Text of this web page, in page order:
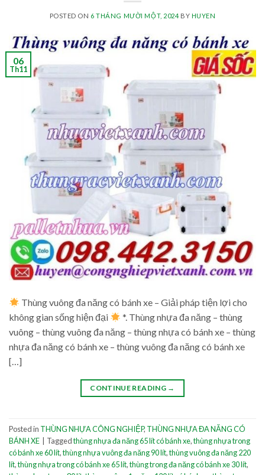
POSTED ON 6 THÁNG MƯỜI MỘT, 2024BY HUYEN
06
Th11
Thùng vuông đa năng có bánh xe – Giải pháp tiện lợi cho
không gian sống hiện đại
*. Thùng nhựa đa năng – thùng
vuông – thùng vuông đa năng – thùng nhựa có bánh xe – thùng
nhựa đa năng có bánh xe – thùng vuông đa năng có bánh xe
[…]
CONTINUE READING →
Posted in THÙNG NHỰA CÔNG NGHIỆP, THÙNG NHỰA ĐA NĂNG CÓ
BÁNH XE
Taggedthùng nhựa đa năng 65 lít có bánh xe,thùng nhựa trong
có bánh xe 60 lít,thùng nhựa vuông đa năng 90 lít,thùng vuông đa năng 220
lít,thùng nhựa trong có bánh xe 65 lít,thùng trong đa năng có bánh xe 30 lít,